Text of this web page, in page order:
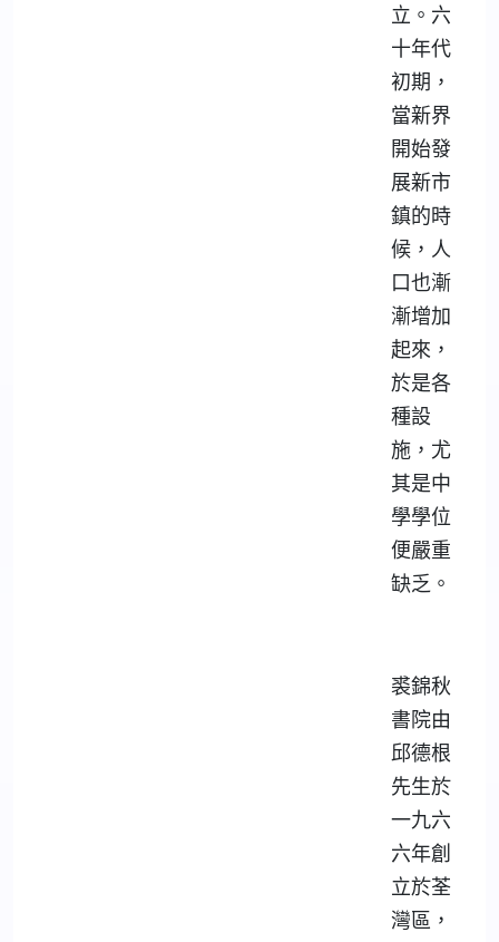
立。六
十年代
初期，
當新界
開始發
展新市
鎮的時
候，人
口也漸
漸增加
起來，
於是各
種設
施，尤
其是中
學學位
便嚴重
缺乏。
裘錦秋
書院由
邱德根
先生於
一九六
六年創
立於荃
灣區，